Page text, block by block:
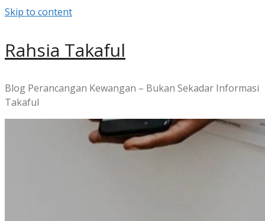
Skip to content
Rahsia Takaful
Blog Perancangan Kewangan – Bukan Sekadar Informasi
Takaful